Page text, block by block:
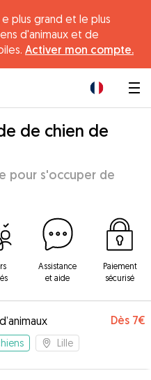
e plus grand et le plus
d'animaux et de
Activer mon compte.
de chien de
pour s'occuper de
Assistance
et aide
Paiement
sécurisé
Dès 7€
Lille